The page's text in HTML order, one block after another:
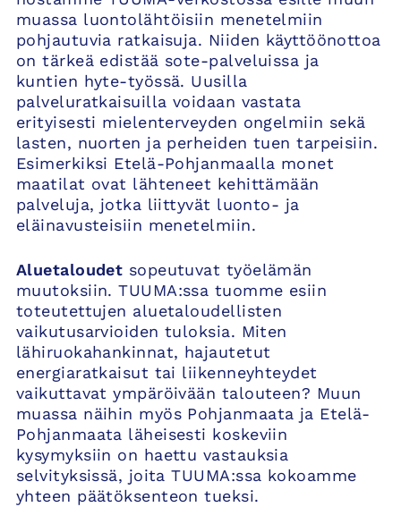
muassa luontolähtöisiin menetelmiin
pohjautuvia ratkaisuja. Niiden käyttöönottoa
on tärkeä edistää sote-palveluissa ja
kuntien hyte-työssä. Uusilla
palveluratkaisuilla voidaan vastata
erityisesti mielenterveyden ongelmiin sekä
lasten, nuorten ja perheiden tuen tarpeisiin.
Esimerkiksi Etelä-Pohjanmaalla monet
maatilat ovat lähteneet kehittämään
palveluja, jotka liittyvät luonto- ja
eläinavusteisiin menetelmiin.
Aluetaloudet sopeutuvat työelämän
muutoksiin. TUUMA:ssa tuomme esiin
toteutettujen aluetaloudellisten
vaikutusarvioiden tuloksia. Miten
lähiruokahankinnat, hajautetut
energiaratkaisut tai liikenneyhteydet
vaikuttavat ympäröivään talouteen? Muun
muassa näihin myös Pohjanmaata ja Etelä-
Pohjanmaata läheisesti koskeviin
kysymyksiin on haettu vastauksia
selvityksissä, joita TUUMA:ssa kokoamme
yhteen päätöksenteon tueksi.